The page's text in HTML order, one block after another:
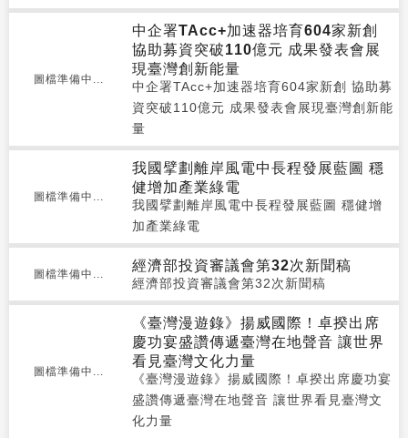
圖檔準備中...
中企署TAcc+加速器培育604家新創
協助募資突破110億元 成果發表會展
現臺灣創新能量
中企署TAcc+加速器培育604家新創 協助募
資突破110億元 成果發表會展現臺灣創新能
量
圖檔準備中...
我國擘劃離岸風電中長程發展藍圖 穩
健增加產業綠電
我國擘劃離岸風電中長程發展藍圖 穩健增
加產業綠電
圖檔準備中...
經濟部投資審議會第32次新聞稿
經濟部投資審議會第32次新聞稿
圖檔準備中...
《臺灣漫遊錄》揚威國際！卓揆出席
慶功宴盛讚傳遞臺灣在地聲音 讓世界
看見臺灣文化力量
《臺灣漫遊錄》揚威國際！卓揆出席慶功宴
盛讚傳遞臺灣在地聲音 讓世界看見臺灣文
化力量